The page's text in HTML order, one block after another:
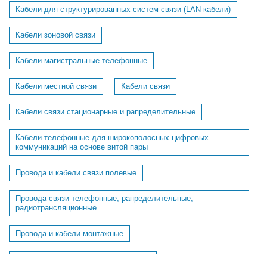
Кабели для структурированных систем связи (LAN-кабели)
Кабели зоновой связи
Кабели магистральные телефонные
Кабели местной связи Кабели связи
Кабели связи стационарные и рапределительные
Кабели телефонные для широкополосных цифровых
коммуникаций на основе витой пары
Провода и кабели связи полевые
Провода связи телефонные, рапределительные,
радиотрансляционные
Провода и кабели монтажные